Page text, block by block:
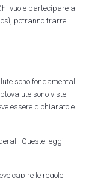
vuole partecipare al
potranno trarre
sono fondamentali
sono viste
essere dichiarato e
Queste leggi
capire le regole